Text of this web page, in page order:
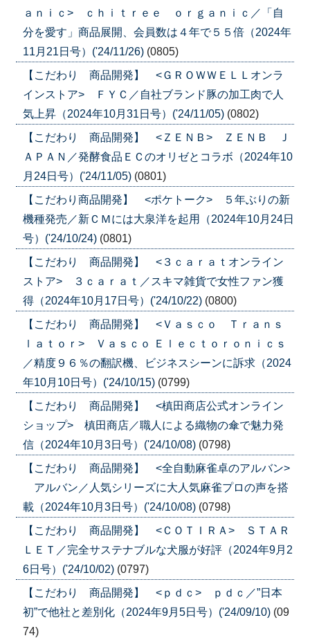
ａｎｉｃ> ｃｈｉｔｒｅｅ ｏｒｇａｎｉｃ／「自
分を愛す」商品展開、会員数は４年で５５倍（2024年
11月21日号）('24/11/26) (0805)
【こだわり 商品開発】 <ＧＲＯＷＷＥＬＬオンラ
インストア> ＦＹＣ／自社ブランド豚の加工肉で人
気上昇（2024年10月31日号）('24/11/05) (0802)
【こだわり 商品開発】 <ＺＥＮＢ> ＺＥＮＢ Ｊ
ＡＰＡＮ／発酵食品ＥＣのオリゼとコラボ（2024年10
月24日号）('24/11/05) (0801)
【こだわり商品開発】 <ポケトーク> ５年ぶりの新
機種発売／新ＣＭには大泉洋を起用（2024年10月24日
号）('24/10/24) (0801)
【こだわり 商品開発】 <３ｃａｒａｔオンライン
ストア> ３ｃａｒａｔ／スキマ雑貨で女性ファン獲
得（2024年10月17日号）('24/10/22) (0800)
【こだわり 商品開発】 <Ｖａｓｃｏ Ｔｒａｎｓ
ｌａｔｏｒ> Ｖａｓｃｏ Ｅｌｅｃｔｏｒｏｎｉｃｓ
／精度９６％の翻訳機、ビジネスシーンに訴求（2024
年10月10日号）('24/10/15) (0799)
【こだわり 商品開発】 <槙田商店公式オンライン
ショップ> 槙田商店／職人による織物の傘で魅力発
信（2024年10月3日号）('24/10/08) (0798)
【こだわり 商品開発】 <全自動麻雀卓のアルバン>
アルバン／人気シリーズに大人気麻雀プロの声を搭
載（2024年10月3日号）('24/10/08) (0798)
【こだわり 商品開発】 <ＣＯＴＩＲＡ> ＳＴＡＲ
ＬＥＴ／完全サステナブルな犬服が好評（2024年9月2
6日号）('24/10/02) (0797)
【こだわり 商品開発】 <ｐｄｃ> ｐｄｃ／”日本
初”で他社と差別化（2024年9月5日号）('24/09/10) (09
74)